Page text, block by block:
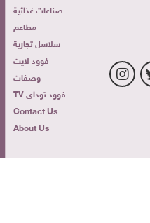
صناعات غذائية
مطاعم
سلاسل تجارية
فوود لايت
وصفات
فوود توداى TV
Contact Us
About Us